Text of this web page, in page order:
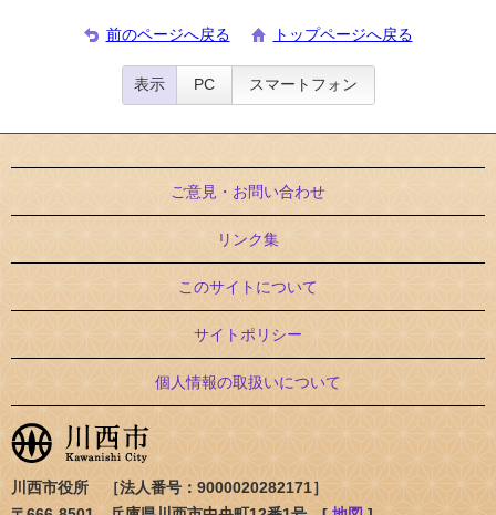
前のページへ戻る トップページへ戻る
表示 PC スマートフォン
ご意見・お問い合わせ
リンク集
このサイトについて
サイトポリシー
個人情報の取扱いについて
川西市役所 ［法人番号：9000020282171］